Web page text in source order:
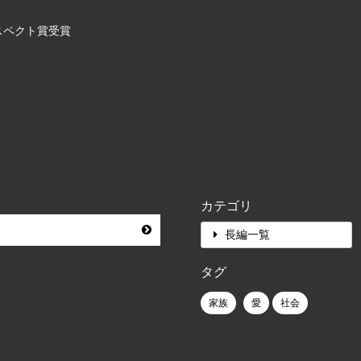
クト賞受賞
カテゴリ
長編一覧
タグ
家族 愛 社会